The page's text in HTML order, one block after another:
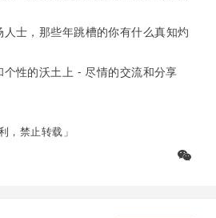
士，那些年跳槽的你有什么真知灼
性的沃土上 - 尽情的交流和分享
，禁止转载」